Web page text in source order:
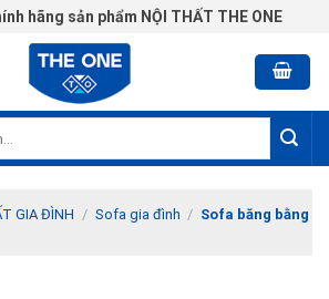
hãng sản phẩm NỘI THẤT THE ONE
GIA ĐÌNH / Sofa gia đình / Sofa băng bằng